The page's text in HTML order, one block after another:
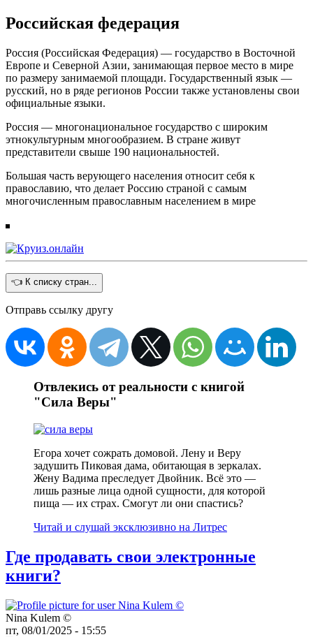
Российская федерация
Россия (Российская Федерация) — государство в Восточной
Европе и Северной Азии, занимающая первое место в мире
по размеру занимаемой площади. Государственный язык —
русский, но в ряде регионов России также установлены свои
официальные языки.
Россия — многонациональное государство с широким
этнокультурным многообразием. В стране живут
представители свыше 190 национальностей.
Большая часть верующего населения относит себя к
православию, что делает Россию страной с самым
многочисленным православным населением в мире
👈 К списку стран...
Отправь ссылку другу
Отвлекись от реальности с книгой
"Сила Веры"
Егора хочет сожрать домовой. Лену и Веру
задушить Пиковая дама, обитающая в зеркалах.
Жену Вадима преследует Двойник. Всё это —
лишь разные лица одной сущности, для которой
пища — их страх. Смогут ли они спастись?
Читай и слушай эксклюзивно на Литрес
Где продавать свои электронные
книги?
Nina Kulem ©️
пт, 08/01/2025 - 15:55